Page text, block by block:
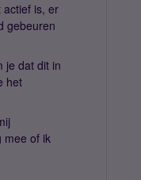
actief is, er
gebeuren
je dat dit in
het
mee of ik